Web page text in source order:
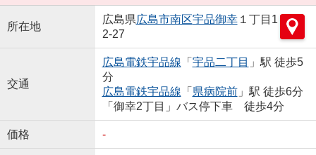
所在地
広島県広島市南区宇品御幸１丁目1
2-27
交通
広島電鉄宇品線 「 宇品二丁目 」駅 徒歩5
分
広島電鉄宇品線 「 県病院前」駅 徒歩6分
「御幸2丁目」バス停下車 徒歩4分
価格 -